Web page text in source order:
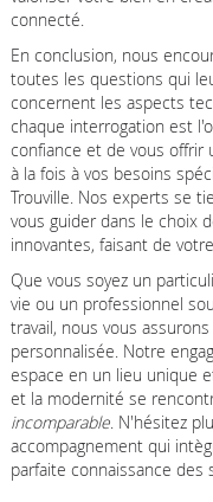
connecté.
En conclusion, nous
toutes les questions qui
concernent les aspects
chaque interrogation est
confiance et de vous offrir
à la fois à vos besoins
Trouville. Nos experts se
vous guider dans le choix
innovantes, faisant de
Que vous soyez un
vie ou un professionnel
travail, nous vous
personnalisée. Notre
espace en un lieu unique
et la modernité se
incomparable. N'hésitez
accompagnement qui
parfaite connaissance des